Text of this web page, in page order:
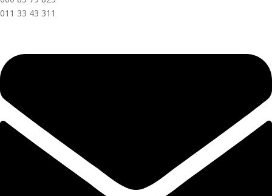
011 33 43 311